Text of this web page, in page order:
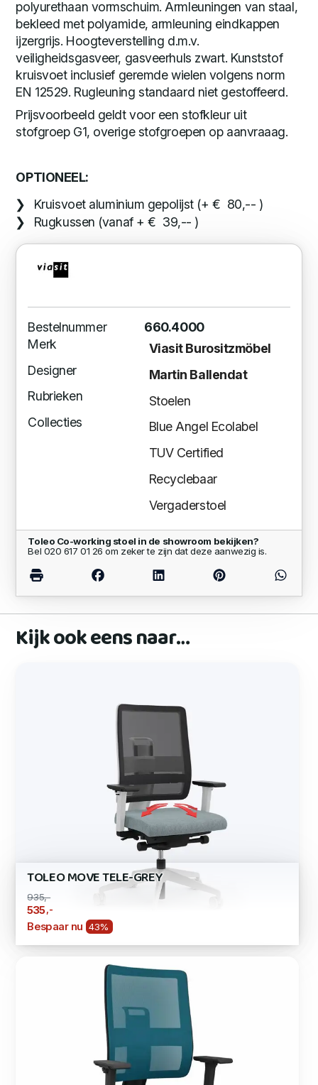
polyurethaan vormschuim. Armleuningen van staal,
bekleed met polyamide, armleuning eindkappen
ijzergrijs. Hoogteverstelling d.m.v.
veiligheidsgasveer, gasveerhuls zwart. Kunststof
kruisvoet inclusief geremde wielen volgens norm
EN 12529. Rugleuning standaard niet gestoffeerd.
Prijsvoorbeeld geldt voor een stofkleur uit
stofgroep G1, overige stofgroepen op aanvraaag.
OPTIONEEL:
Kruisvoet aluminium gepolijst (+ € 80,-- )
Rugkussen (vanaf + € 39,-- )
Bestelnummer
660.4000
Merk
Viasit Burositzmöbel
Designer
Martin Ballendat
Rubrieken
Stoelen
Collecties
Blue Angel Ecolabel
TUV Certified
Recyclebaar
Vergaderstoel
Toleo Co-working stoel in de showroom bekijken?
Bel 020 617 01 26 om zeker te zijn dat deze aanwezig is.
Kijk ook eens naar…
TOLEO MOVE TELE-GREY
935,-
535 ,-
Bespaar nu 43%